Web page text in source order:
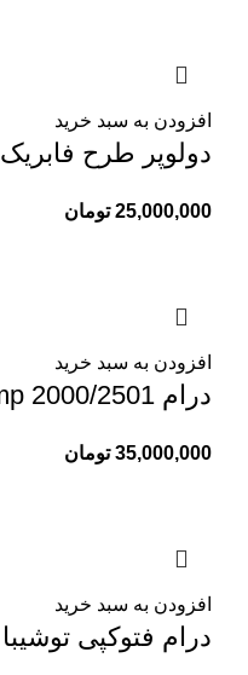
افزودن به سبد خرید
دولوپر طرح فابریک Sharp AR-202SD
25,000,000 تومان
افزودن به سبد خرید
درام RICOH mp 2000/2501
35,000,000 تومان
افزودن به سبد خرید
درام فتوکپی توشیبا drum toshiba 181/163